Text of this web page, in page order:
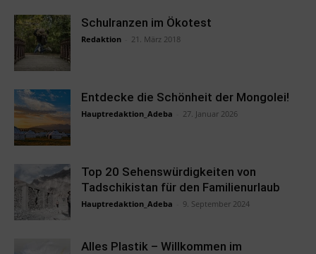
Schulranzen im Ökotest
Redaktion 21. März 2018
Entdecke die Schönheit der Mongolei!
Hauptredaktion_Adeba 27. Januar 2026
Top 20 Sehenswürdigkeiten von
Tadschikistan für den Familienurlaub
Hauptredaktion_Adeba 9. September 2024
Alles Plastik – Willkommen im